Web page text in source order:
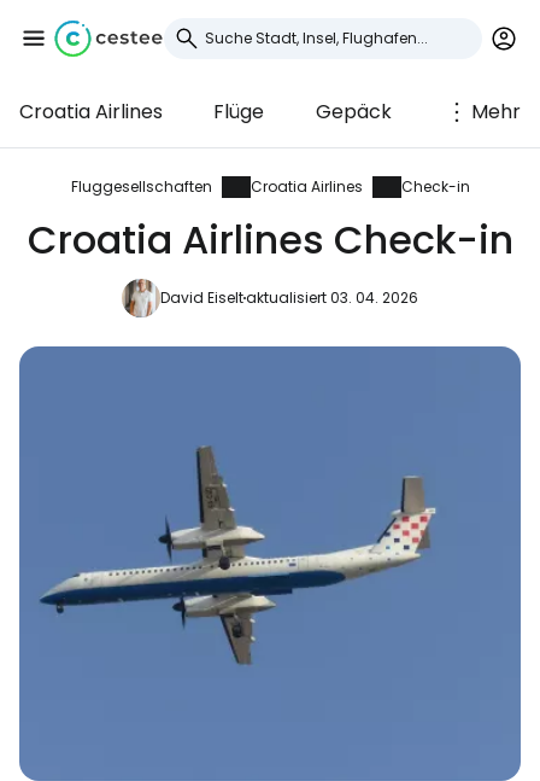
Croatia Airlines Flüge Gepäck Mehr
Fluggesellschaften Croatia Airlines Check-in
Croatia Airlines Check-in
David Eiseltaktualisiert 03. 04. 2026
Anmeldung bei
Cestee
... die weltweite Reise-Community
Weiter mit E-Mail